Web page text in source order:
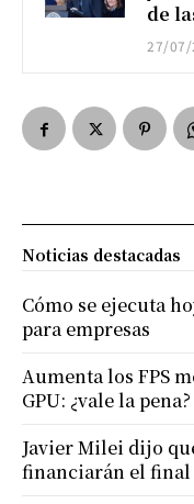
de
27/07/
Noticias destacadas
Cómo se ejecuta
para empresas
Aumenta los FPS
GPU: ¿vale la pena?
Javier Milei dijo
financiarán el final